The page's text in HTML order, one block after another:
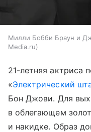
Милли Бобби Браун и
Media.ru
21-летняя актриса
«Электрический
Бон Джови. Для
в облегающем
и накидке. Образ